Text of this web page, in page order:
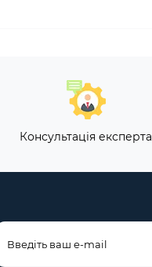
Консультація експерта